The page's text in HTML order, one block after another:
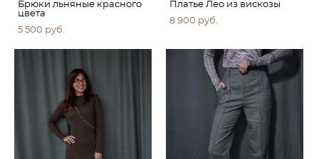
Брюки льняные красного
цвета
5 500 pуб.
Платье Лео из вискозы
8 900 pуб.